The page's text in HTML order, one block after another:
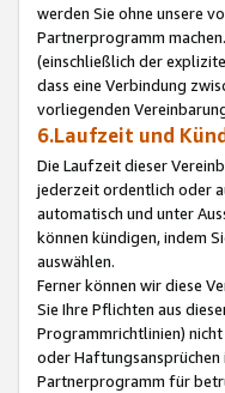
werden Sie ohne unsere
Partnerprogramm
(einschließlich der
dass eine Verbindung
vorliegenden
6.Laufzeit und
Die Laufzeit dieser
jederzeit ordentlich oder
automatisch und unter
können kündigen, indem
auswählen.
Ferner können wir diese
Sie Ihre Pflichten aus
Programmrichtlinien)
oder Haftungsansprüchen
Partnerprogramm für